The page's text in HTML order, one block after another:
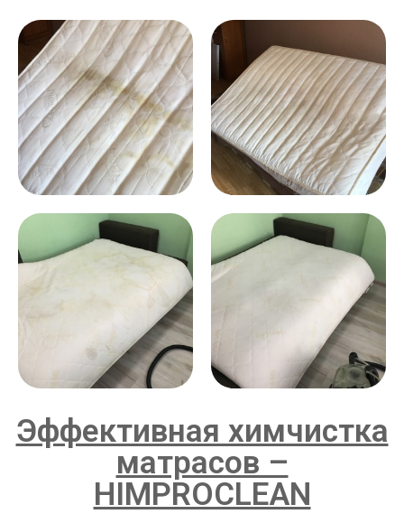
Эффективная химчистка
матрасов –
HIMPROCLEAN